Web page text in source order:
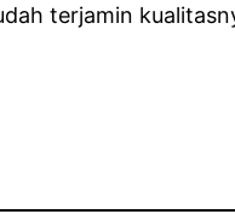
terjamin